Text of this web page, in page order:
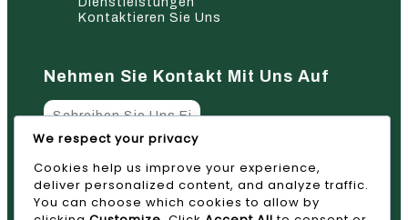
Kontaktieren Sie Uns
Nehmen Sie Kontakt Mit Uns Auf
Absenden
We respect your privacy
Cookies help us improve your experience,
deliver personalized content, and analyze traffic.
You can choose which cookies to allow by